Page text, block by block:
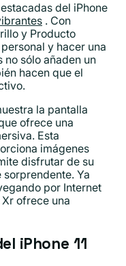
del iPhone
. Con
y Producto
y hacer una
sólo añaden un
hacen que el
la pantalla
ofrece una
Esta
imágenes
disfrutar de su
Ya
por Internet
ofrece una
iPhone 11